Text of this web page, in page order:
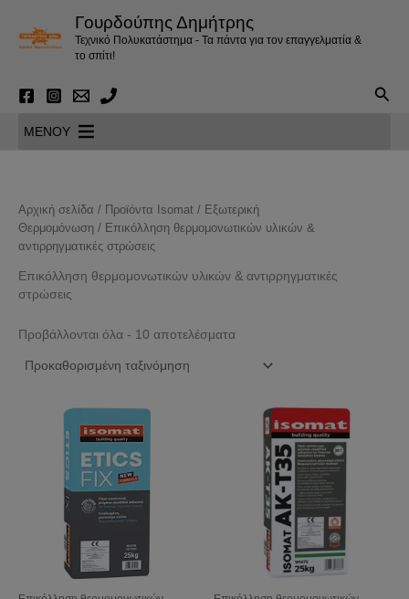
περιεχόμενο
Γουρδούπης Δημήτρης
Τεχνικό Πολυκατάστημα - Τα πάντα για τον επαγγελματία &
το σπίτι!
MENOY
Αρχική σελίδα / Προϊόντα Isomat / Εξωτερική
Θερμομόνωση / Επικόλληση θερμομονωτικών υλικών &
αντιρρηγματικές στρώσεις
Επικόλληση θερμομονωτικών υλικών & αντιρρηγματικές
στρώσεις
Προβάλλονται όλα - 10 αποτελέσματα